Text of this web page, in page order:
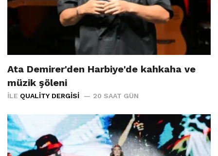
Ata Demirer'den Harbiye'de kahkaha ve
müzik şöleni
İLE QUALITY DERGISI 20 SAAT GÜN